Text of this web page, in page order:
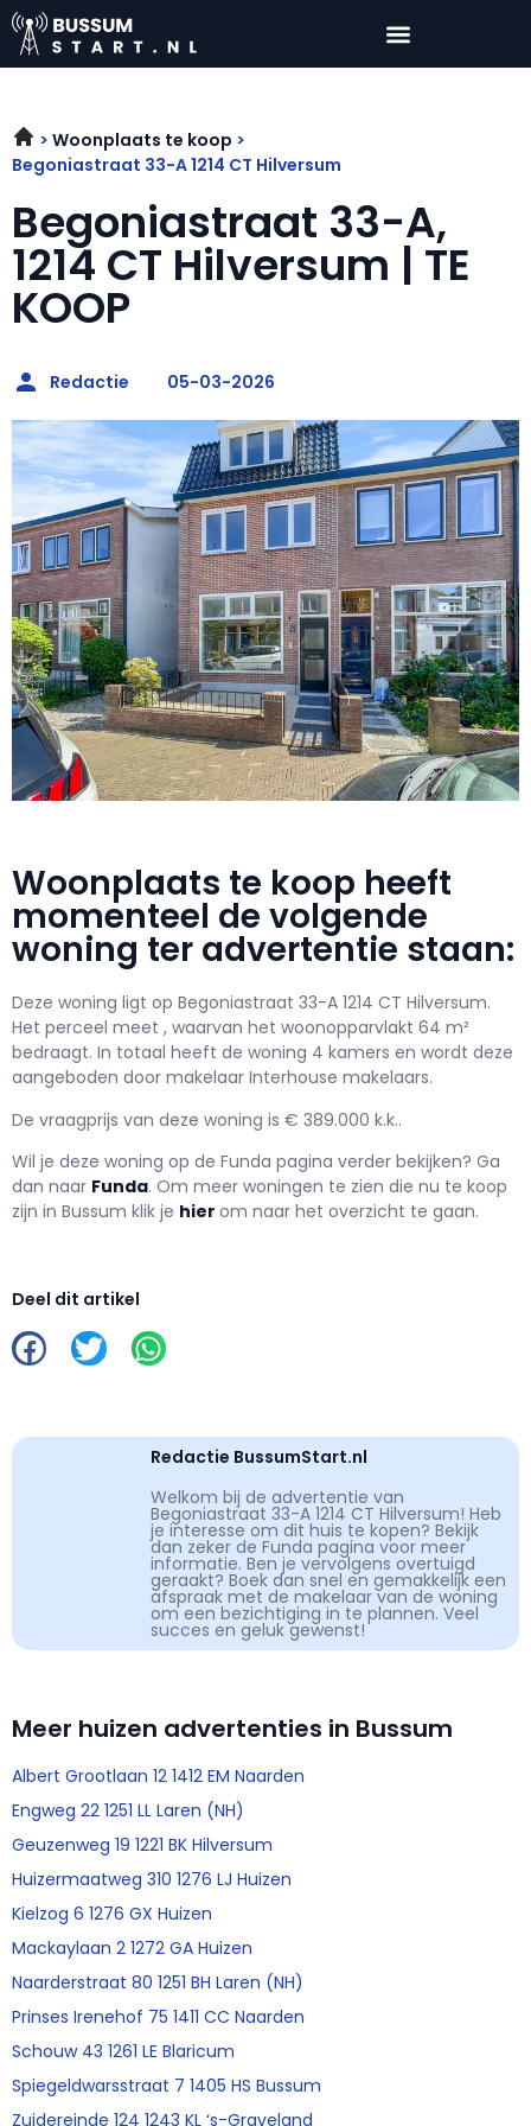
Woonplaats te koop
Begoniastraat 33-A 1214 CT Hilversum
Begoniastraat 33-A,
1214 CT Hilversum | TE
KOOP
Redactie 05-03-2026
Woonplaats te koop heeft
momenteel de volgende
woning ter advertentie staan:
Deze woning ligt op Begoniastraat 33-A 1214 CT Hilversum.
Het perceel meet , waarvan het woonopparvlakt 64 m²
bedraagt. In totaal heeft de woning 4 kamers en wordt deze
aangeboden door makelaar Interhouse makelaars.
De vraagprijs van deze woning is € 389.000 k.k..
Wil je deze woning op de Funda pagina verder bekijken? Ga
dan naar Funda. Om meer woningen te zien die nu te koop
zijn in Bussum klik je hier om naar het overzicht te gaan.
Deel dit artikel
Redactie BussumStart.nl
Welkom bij de advertentie van
Begoniastraat 33-A 1214 CT Hilversum! Heb
je interesse om dit huis te kopen? Bekijk
dan zeker de Funda pagina voor meer
informatie. Ben je vervolgens overtuigd
geraakt? Boek dan snel en gemakkelijk een
afspraak met de makelaar van de woning
om een bezichtiging in te plannen. Veel
succes en geluk gewenst!
Meer huizen advertenties in Bussum
Albert Grootlaan 12 1412 EM Naarden
Engweg 22 1251 LL Laren (NH)
Geuzenweg 19 1221 BK Hilversum
Huizermaatweg 310 1276 LJ Huizen
Kielzog 6 1276 GX Huizen
Mackaylaan 2 1272 GA Huizen
Naarderstraat 80 1251 BH Laren (NH)
Prinses Irenehof 75 1411 CC Naarden
Schouw 43 1261 LE Blaricum
Spiegeldwarsstraat 7 1405 HS Bussum
Zuidereinde 124 1243 KL ‘s-Graveland